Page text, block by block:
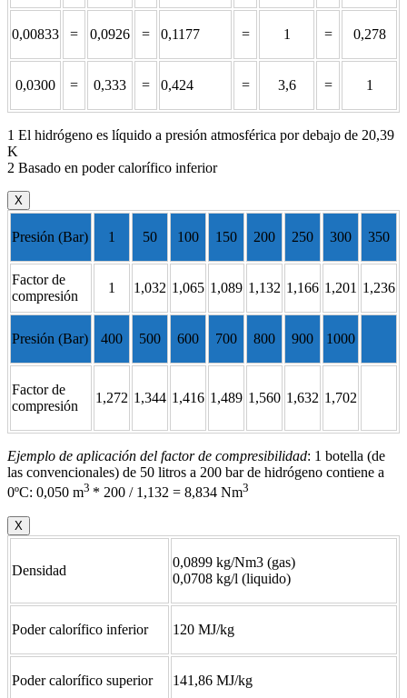
0,00833 = 0,0926 = 0,1177 = 1 = 0,278
0,0300 = 0,333 = 0,424 = 3,6 = 1
1 El hidrógeno es líquido a presión atmosférica por debajo de 20,39
K
2 Basado en poder calorífico inferior
X
Presión (Bar) 1 50 100 150 200 250 300 350
Factor de
compresión
1 1,032 1,065 1,089 1,132 1,166 1,201 1,236
Presión (Bar) 400 500 600 700 800 900 1000
Factor de
compresión
1,272 1,344 1,416 1,489 1,560 1,632 1,702
Ejemplo de aplicación del factor de compresibilidad: 1 botella (de
las convencionales) de 50 litros a 200 bar de hidrógeno contiene a
0ºC: 0,050 m3 * 200 / 1,132 = 8,834 Nm3
X
Densidad
0,0899 kg/Nm3 (gas)
0,0708 kg/l (liquido)
Poder calorífico inferior 120 MJ/kg
Poder calorífico superior 141,86 MJ/kg